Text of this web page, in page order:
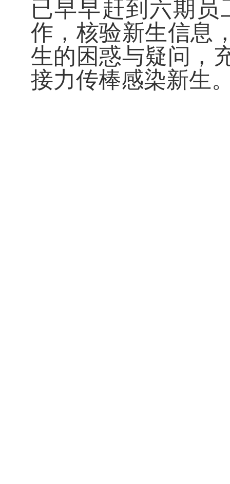
已早早赶到六期
作，核验新生信息
生的困惑与疑问，
接力传棒感染新生